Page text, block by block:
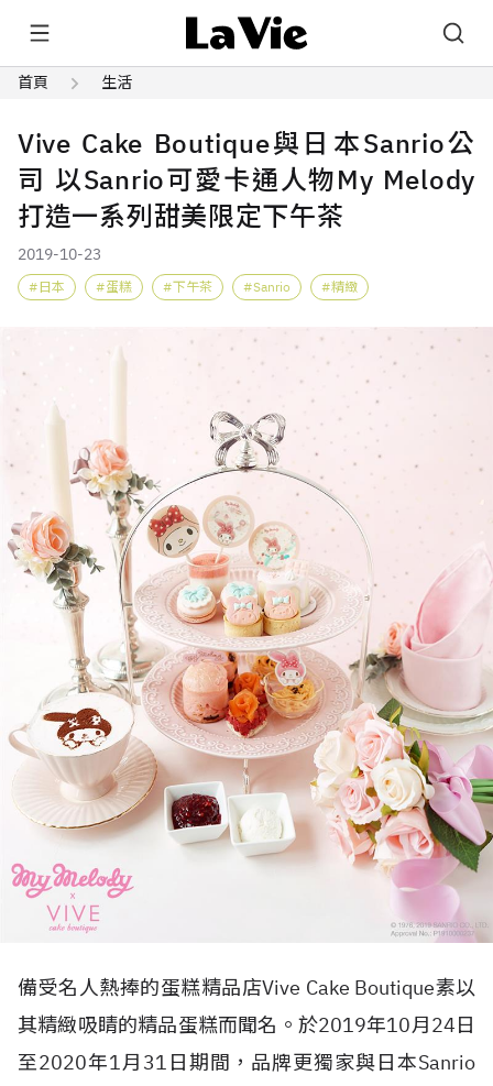
首頁 生活
Vive Cake Boutique與日本Sanrio公
司 以Sanrio可愛卡通人物My Melody
打造一系列甜美限定下午茶
2019-10-23
日本 蛋糕 下午茶 Sanrio 精緻
備受名人熱捧的蛋糕精品店Vive Cake Boutique素以
其精緻吸睛的精品蛋糕而聞名。於2019年10月24日
至2020年1月31日期間，品牌更獨家與日本Sanrio